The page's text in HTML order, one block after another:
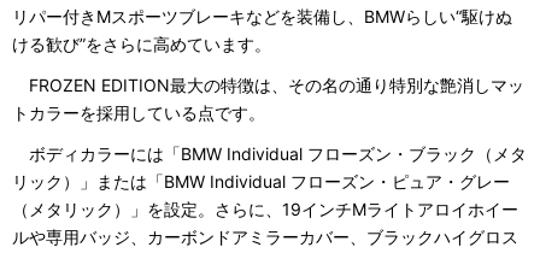
リパー付きMスポーツブレーキなどを装備し、BMWらしい“駆けぬ
ける歓び”をさらに高めています。
FROZEN EDITION最大の特徴は、その名の通り特別な艶消しマッ
トカラーを採用している点です。
ボディカラーには「BMW Individual フローズン・ブラック（メタ
リック）」または「BMW Individual フローズン・ピュア・グレー
（メタリック）」を設定。さらに、19インチMライトアロイホイー
ルや専用バッジ、カーボンドアミラーカバー、ブラックハイグロス